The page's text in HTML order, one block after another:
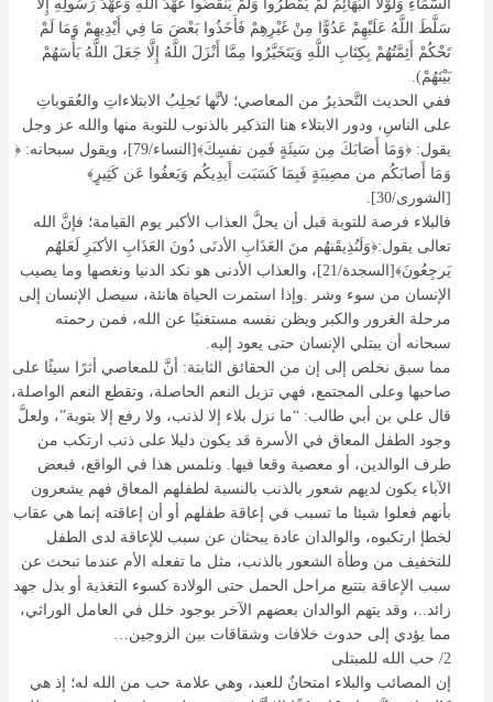
السَّمَاءِ وَلَوْلَا الْبَهَائِمُ لَمْ يُمْطَرُوا وَلَمْ يَنْقُضُوا عَهْدَ اللَّهِ وَعَهْدَ رَسُولِهِ إِلَّا
سَلَّطَ اللَّهُ عَلَيْهِمْ عَدُوًّا مِنْ غَيْرِهِمْ فَأَخَذُوا بَعْضَ مَا فِي أَيْدِيهِمْ وَمَا لَمْ
تَحْكُمْ أَئِمَّتُهُمْ بِكِتَابِ اللَّهِ وَيَتَخَيَّرُوا مِمَّا أَنْزَلَ اللَّهُ إِلَّا جَعَلَ اللَّهُ بَأْسَهُمْ
بَيْنَهُمْ).
ففي الحديث التَّحذيرُ من المعاصي؛ لأنَّها تَجلِبُ الابتلاءاتِ والعُقوباتِ
على الناسِ، ودور الابتلاء هنا التذكير بالذنوب للتوبة منها والله عز وجل
يقول: ﴿وَمَا أَصَابَكَ مِن سَيئَةٍ فَمِن نفسِكَ﴾[النساء/79]، ويقول سبحانه: ﴿
وَمَا أَصابَكُم من مصِيبَةٍ فَبِمَا كَسَبَت أَيدِيكُم وَيَعفُوا عَن كَثِيرٍ﴾
[الشورى/30].
فالبلاء فرصة للتوبة قبل أن يحلَّ العذاب الأكبر يوم القيامة؛ فإنَّ الله
تعالى يقول:﴿وَلَنُذِيقَنهُم منَ العَذَابِ الأدنَى دُونَ العَذَابِ الأكبَرِ لَعَلهُم
يَرجِعُونَ﴾[السجدة/21]، والعذاب الأدنى هو نكد الدنيا ونغصها وما يصيب
الإنسان من سوء وشر .وإذا استمرت الحياة هانئة، سيصل الإنسان إلى
مرحلة الغرور والكبر ويظن نفسه مستغنيًا عن الله، فمن رحمته
سبحانه أن يبتلي الإنسان حتى يعود إليه.
مما سبق نخلص إلى إن من الحقائق الثابتة: أنَّ للمعاصي أثرًا سيئًا على
صاحبها وعلى المجتمع، فهي تزيل النعم الحاصلة، وتقطع النعم الواصلة،
قال علي بن أبي طالب: “ما نزل بلاء إلا لذنب، ولا رفع إلا بتوبة”، ولعلَّ
وجود الطفل المعاق في الأسرة قد يكون دليلا على ذنب ارتكب من
طرف الوالدين، أو معصية وقعا فيها. ونلمس هذا في الواقع، فبعض
الآباء يكون لديهم شعور بالذنب بالنسبة لطفلهم المعاق فهم يشعرون
بأنهم فعلوا شيئا ما تسبب في إعاقة طفلهم أو أن إعاقته إنما هي عقاب
لخطإ ارتكبوه، والوالدان عادة يبحثان عن سبب للإعاقة لدى الطفل
للتخفيف من وطأة الشعور بالذنب، مثل ما تفعله الأم عندما تبحث عن
سبب الإعاقة بتتبع مراحل الحمل حتى الولادة كسوء التغذية أو بذل جهد
زائد..، وقد يتهم الوالدان بعضهم الآخر بوجود خلل في العامل الوراثي،
مما يؤدي إلى حدوث خلافات وشقاقات بين الزوجين…
2/ حب الله للمبتلى
إن المصائب والبلاء امتحانٌ للعبد، وهي علامة حب من الله له؛ إذ هي